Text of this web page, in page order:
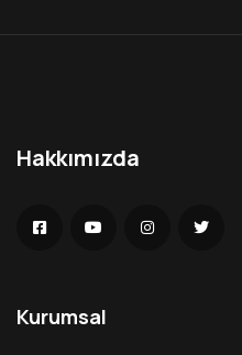
Hakkımızda
Kurumsal